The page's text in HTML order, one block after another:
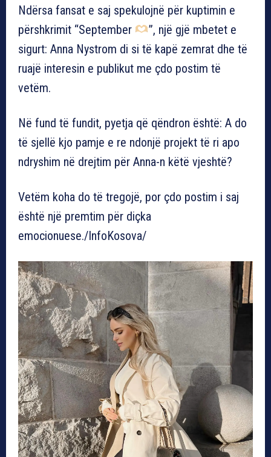
Ndërsa fansat e saj spekulojnë për kuptimin e
përshkrimit “September
”, një gjë mbetet e
sigurt: Anna Nystrom di si të kapë zemrat dhe të
ruajë interesin e publikut me çdo postim të
vetëm.
Në fund të fundit, pyetja që qëndron është: A do
të sjellë kjo pamje e re ndonjë projekt të ri apo
ndryshim në drejtim për Anna-n këtë vjeshtë?
Vetëm koha do të tregojë, por çdo postim i saj
është një premtim për diçka
emocionuese./InfoKosova/